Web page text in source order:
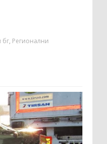
бг, Регионални